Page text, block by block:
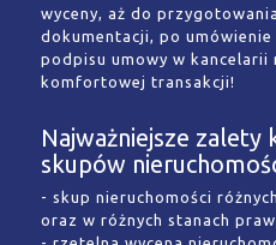
wyceny, aż do
dokumentacji, po
podpisu umowy w kancelarii
komfortowej transakcji!
Najważniejsze zalety
skupów
- skup nieruchomości
oraz w różnych stanach